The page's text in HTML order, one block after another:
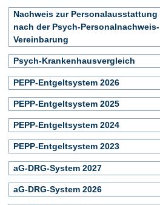
Nachweis zur Personalausstattung
nach der Psych-Personalnachweis-
Vereinbarung
Psych-Krankenhausvergleich
PEPP-Entgeltsystem 2026
PEPP-Entgeltsystem 2025
PEPP-Entgeltsystem 2024
PEPP-Entgeltsystem 2023
aG-DRG-System 2027
aG-DRG-System 2026